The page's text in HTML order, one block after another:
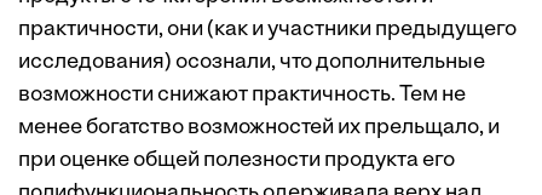
практичности, они (как и участники предыдущего
исследования) осознали, что дополнительные
возможности снижают практичность. Тем не
менее богатство возможностей их прельщало, и
при оценке общей полезности продукта его